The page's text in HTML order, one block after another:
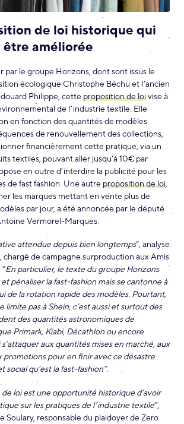
de loi historique qui
être améliorée
par le groupe Horizons, dont sont issus le
écologique Christophe Béchu et l’ancien
Philippe, cette proposition de loivise à
de l’industrie textile. Elle
en fonction des quantités de modèles
de renouvellement des collections,
financièrement cette pratique, via un
textiles, pouvant aller jusqu’à 10€ par
en outre d’interdire la publicité pour les
de fast fashion. Une autre proposition de loi,
les marques mettant en vente plus de
par jour, a été annoncée par le député
Vermorel-Marques.
attendue depuis bien longtemps”, analyse
chargé de campagne surproduction aux Amis
En particulier, le texte du groupe Horizons
pénaliser la fast-fashion mais se cantonne à
de la rotation rapide des modèles. Pourtant,
limite pas à Shein, c’est aussi et surtout des
des quantités astronomiques de
Primark, Kiabi, Décathlon ou encore
s’attaquer aux quantités mises en marché, aux
promotions pour en finir avec ce désastre
qu’est la fast-fashion”.
loi est une opportunité historique d’avoir
sur les pratiques de l’industrie textile”,
Soulary, responsable du plaidoyer de Zero